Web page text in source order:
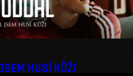
HUSÍ KŮŽI